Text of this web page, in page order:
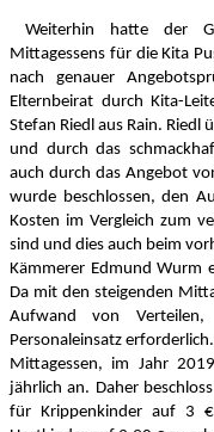
Weiterhin hatte der
Mittagessens für die Kita
nach genauer
Elternbeirat durch Kita-
Stefan Riedl aus Rain.
und durch das
auch durch das Angebot
wurde beschlossen, den
Kosten im Vergleich zum
sind und dies auch beim
Kämmerer Edmund Wurm
Da mit den steigenden
Aufwand von
Personaleinsatz
Mittagessen, im Jahr
jährlich an. Daher
für Krippenkinder auf 3